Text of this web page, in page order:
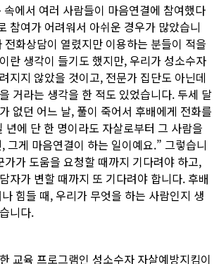
에서 여러 사람들이 마음연결에 참여했다
참여가 어려워서 아쉬운 경우가 많았습니
전화상담이 열렸지만 이용하는 분들이 적을
란 생각이 들기도 했지만, 우리가 성소수자
지지 않았을 것이고, 전문가 집단도 아닌데
거라는 생각을 한 적도 있었습니다. 두세 달
없던 어느 날, 풀이 죽어서 후배에게 전화를
년에 단 한 명이라도 자살로부터 그 사람을
그게 마음연결이 하는 일이예요.” 그렇습니
가가 도움을 요청할 때까지 기다려야 하고,
자가 변할 때까지 또 기다려야 합니다. 후배
힘들 때, 우리가 무엇을 하는 사람인지 생
니다.
교육 프로그램인 성소수자 자살예방지킴이